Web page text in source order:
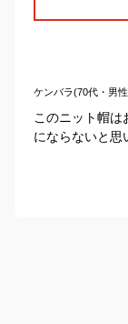
ケンバラ(70代・男
このニット帽
にならないと思